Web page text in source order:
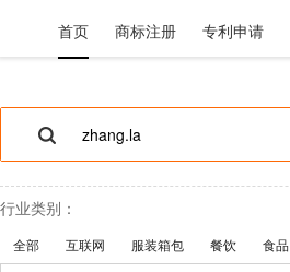
首页 商标注册 专利申请
行业类别：
全部 互联网 服装箱包 餐饮 食品